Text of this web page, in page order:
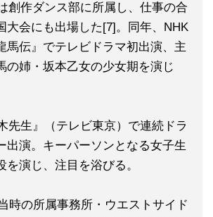
創作ダンス部に所属し、仕事の合
大会にも出場した[7]。同年、NHK
馬伝』でテレビドラマ初出演、主
の姉・坂本乙女の少女期を演じ
先生』（テレビ東京）で連続ドラ
出演。キーパーソンとなる女子生
を演じ、注目を浴びる。
時の所属事務所・ウエストサイド